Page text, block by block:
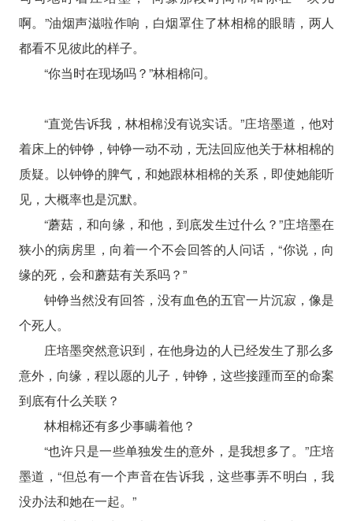
啊。”油烟声滋啦作响，白烟罩住了林相棉的眼睛，两人
都看不见彼此的样子。
“你当时在现场吗？”林相棉问。
“直觉告诉我，林相棉没有说实话。”庄培墨道，他对
着床上的钟铮，钟铮一动不动，无法回应他关于林相棉的
质疑。以钟铮的脾气，和她跟林相棉的关系，即使她能听
见，大概率也是沉默。
“蘑菇，和向缘，和他，到底发生过什么？”庄培墨在
狭小的病房里，向着一个不会回答的人问话，“你说，向
缘的死，会和蘑菇有关系吗？”
钟铮当然没有回答，没有血色的五官一片沉寂，像是
个死人。
庄培墨突然意识到，在他身边的人已经发生了那么多
意外，向缘，程以愿的儿子，钟铮，这些接踵而至的命案
到底有什么关联？
林相棉还有多少事瞒着他？
“也许只是一些单独发生的意外，是我想多了。”庄培
墨道，“但总有一个声音在告诉我，这些事弄不明白，我
没办法和她在一起。”